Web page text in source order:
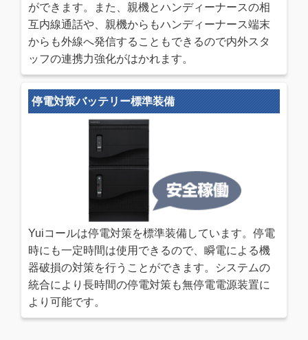
ができます。また、親機とハンディーナースの相
互内線通話や、親機からもハンディーナース端末
からも外線へ発信することもできるので内外スタ
ッフの連携力強化がはかれます。
停電対策バッテリー標準装備
Yuiコールは停電対策を標準装備しています。停電
時にも一定時間は使用できるので、瞬電による機
器破損の対策を行うことができます。システムの
統合により長時間の停電対策も無停電電源装置に
より可能です。